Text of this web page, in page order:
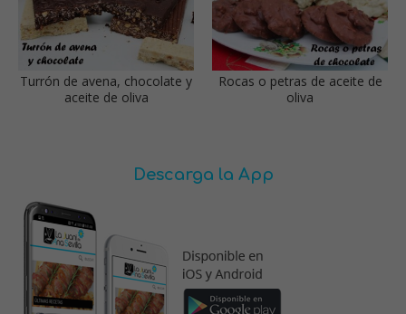
Turrón de avena, chocolate y
aceite de oliva
Rocas o petras de aceite de
oliva
Descarga la App